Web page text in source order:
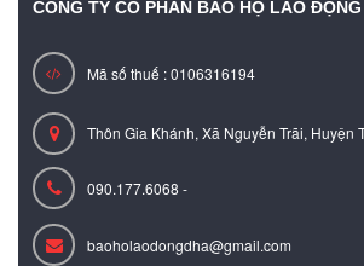
CÔNG TY CỔ PHẦN BẢO HỘ LAO
Mã số thuế : 0106316194
Thôn Gia Khánh, Xã Nguyễn Trãi, Huyện
090.177.6068 -
baoholaodongdha@gmail.com